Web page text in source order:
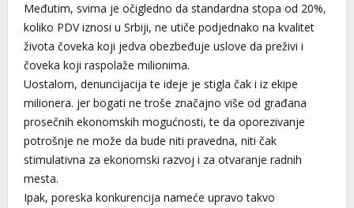
Međutim, svima je očigledno da standardna stopa od 20%,
koliko PDV iznosi u Srbiji, ne utiče podjednako na kvalitet
života čoveka koji jedva obezbeđuje uslove da preživi i
čoveka koji raspolaže milionima.
Uostalom, denuncijacija te ideje je stigla čak i iz ekipe
milionera. jer bogati ne troše značajno više od građana
prosečnih ekonomskih mogućnosti, te da oporezivanje
potrošnje ne može da bude niti pravedna, niti čak
stimulativna za ekonomski razvoj i za otvaranje radnih
mesta.
Ipak, poreska konkurencija nameće upravo takvo